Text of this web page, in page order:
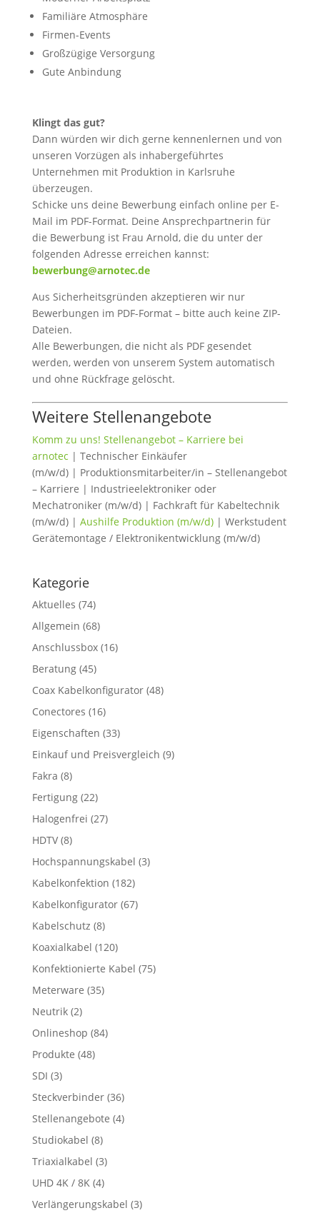
Familiäre Atmosphäre
Firmen-Events
Großzügige Versorgung
Gute Anbindung
Klingt das gut?
Dann würden wir dich gerne kennenlernen und von
unseren Vorzügen als inhabergeführtes
Unternehmen mit Produktion in Karlsruhe
überzeugen.
Schicke uns deine Bewerbung einfach online per E-
Mail im PDF-Format. Deine Ansprechpartnerin für
die Bewerbung ist Frau Arnold, die du unter der
folgenden Adresse erreichen kannst:
bewerbung@arnotec.de
Aus Sicherheitsgründen akzeptieren wir nur
Bewerbungen im PDF-Format – bitte auch keine ZIP-
Dateien.
Alle Bewerbungen, die nicht als PDF gesendet
werden, werden von unserem System automatisch
und ohne Rückfrage gelöscht.
Weitere Stellenangebote
Komm zu uns! Stellenangebot – Karriere bei
arnotec | Technischer Einkäufer
(m/w/d) | Produktionsmitarbeiter/in – Stellenangebot
– Karriere | Industrieelektroniker oder
Mechatroniker (m/w/d) | Fachkraft für Kabeltechnik
(m/w/d) | Aushilfe Produktion (m/w/d)| Werkstudent
Gerätemontage / Elektronikentwicklung (m/w/d)
Kategorie
Aktuelles (74)
Allgemein (68)
Anschlussbox(16)
Beratung(45)
Coax Kabelkonfigurator(48)
Conectores (16)
Eigenschaften (33)
Einkauf und Preisvergleich (9)
Fakra (8)
Fertigung(22)
Halogenfrei (27)
HDTV(8)
Hochspannungskabel (3)
Kabelkonfektion (182)
Kabelkonfigurator(67)
Kabelschutz (8)
Koaxialkabel (120)
Konfektionierte Kabel (75)
Meterware (35)
Neutrik(2)
Onlineshop (84)
Produkte (48)
SDI (3)
Steckverbinder(36)
Stellenangebote (4)
Studiokabel (8)
Triaxialkabel (3)
UHD 4K / 8K(4)
Verlängerungskabel (3)